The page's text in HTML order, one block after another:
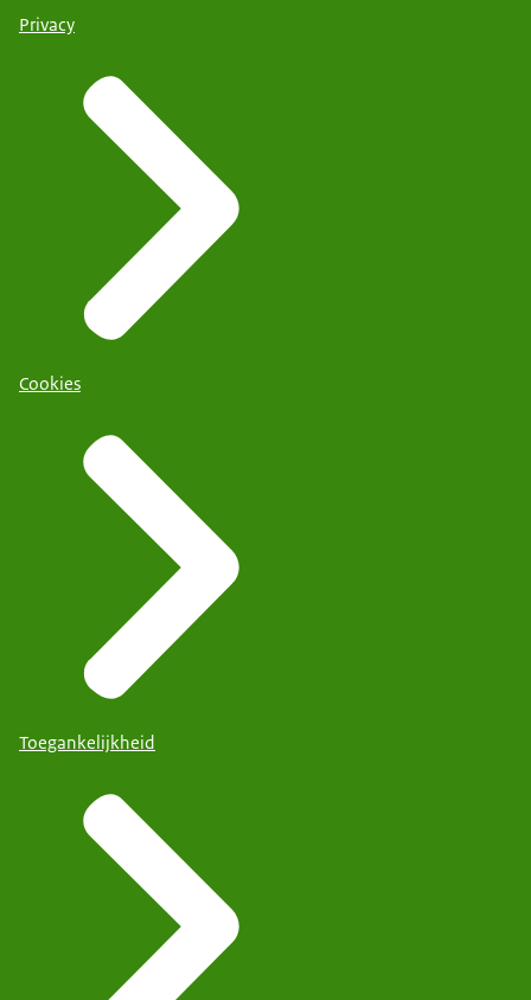
Privacy
Cookies
Toegankelijkheid